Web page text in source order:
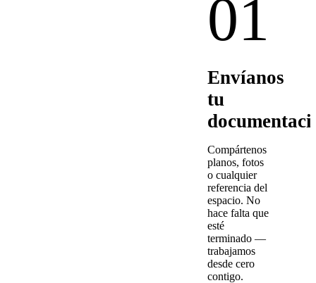
01
Envíanos
tu
Compártenos
planos, fotos
o cualquier
referencia del
espacio. No
hace falta que
esté
terminado —
trabajamos
desde cero
contigo.